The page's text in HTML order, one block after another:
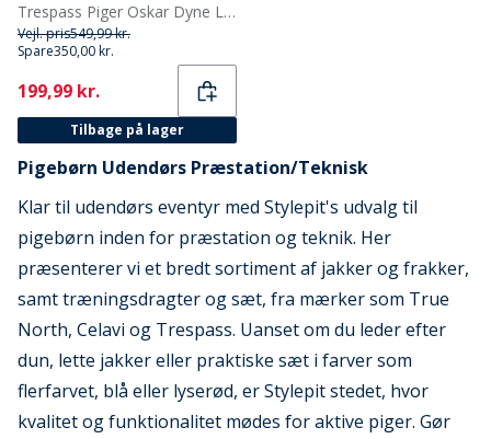
Trespass Piger Oskar Dyne Lilla
Vejl. pris549,99 kr.
Spare350,00 kr.
Current
199,99 kr.
Tilbage på lager
Pigebørn Udendørs Præstation/Teknisk
Klar til udendørs eventyr med Stylepit's udvalg til
pigebørn inden for præstation og teknik. Her
præsenterer vi et bredt sortiment af jakker og frakker,
samt træningsdragter og sæt, fra mærker som True
North, Celavi og Trespass. Uanset om du leder efter
dun, lette jakker eller praktiske sæt i farver som
flerfarvet, blå eller lyserød, er Stylepit stedet, hvor
kvalitet og funktionalitet mødes for aktive piger. Gør